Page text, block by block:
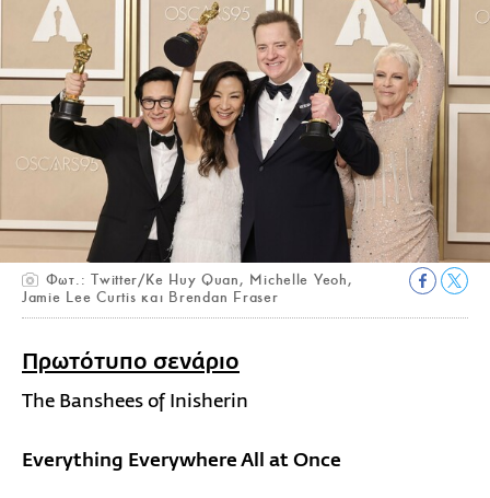
Φωτ.: Twitter/Ke Huy Quan, Michelle Yeoh,
Jamie Lee Curtis και Brendan Fraser
Πρωτότυπο σενάριο
The Banshees of Inisherin
Everything Everywhere All at Once